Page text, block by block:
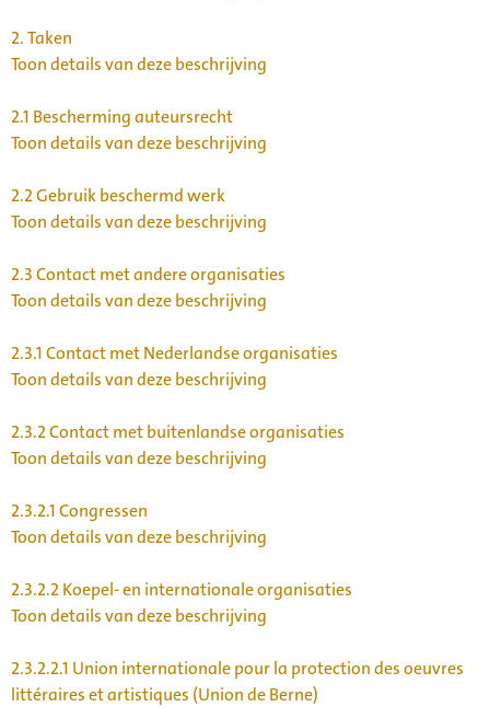
2.Taken
Toon details van deze beschrijving
2.1 Bescherming auteursrecht
Toon details van deze beschrijving
2.2Gebruik beschermd werk
Toon details van deze beschrijving
2.3Contact met andere organisaties
Toon details van deze beschrijving
2.3.1Contact met Nederlandse organisaties
Toon details van deze beschrijving
2.3.2Contact met buitenlandse organisaties
Toon details van deze beschrijving
2.3.2.1Congressen
Toon details van deze beschrijving
2.3.2.2Koepel- en internationale organisaties
Toon details van deze beschrijving
2.3.2.2.1 Union internationale pour la protection des oeuvres
littéraires et artistiques (Union de Berne)